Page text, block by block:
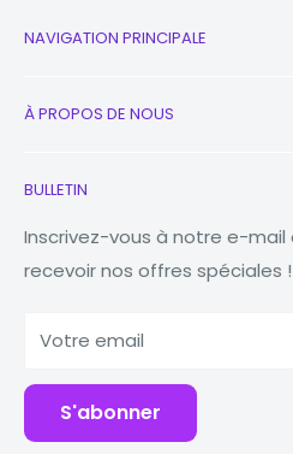
NAVIGATION PRINCIPALE
Nouveau
Montres
Macbooks
Comprimés
Accessoires
À PROPOS DE NOUS
Notre histoire
Réduire Réutiliser Recycler
Pourquoi Fonez ?
BULLETIN
Inscrivez-vous à notre e-
recevoir nos offres spéciales !
Votre email
S'abonner